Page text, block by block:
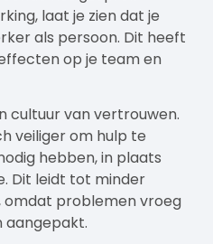
laat je zien dat je
als persoon. Dit heeft
op je team en
cultuur van vertrouwen.
veiliger om hulp te
hebben, in plaats
Dit leidt tot minder
omdat problemen vroeg
aangepakt.